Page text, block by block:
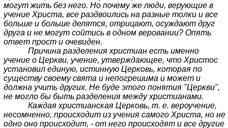
могут жить без него. Но почему же люди, верующие в
учение Христа, все раздвоились на разные толки и все
больше и больше делятся, отрицают, осуждают друг
друга и не могут сойтись в одном веровании? Опять
ответ прост и очевиден.
Причина разделения христиан есть именно
учение о Церкви, учение, утверждающее, что Христос
установил единую, истинную Церковь, которая по
существу своему свята и непогрешима и может и
должна учить других. Не буде этого понятия "Церкви",
не могло бы быть разделения между христианами.
Каждая христианская Церковь, т. е. вероучение,
несомненно, происходит из учения самого Христа, но не
одно оно происходит, - от него происходят и все другие